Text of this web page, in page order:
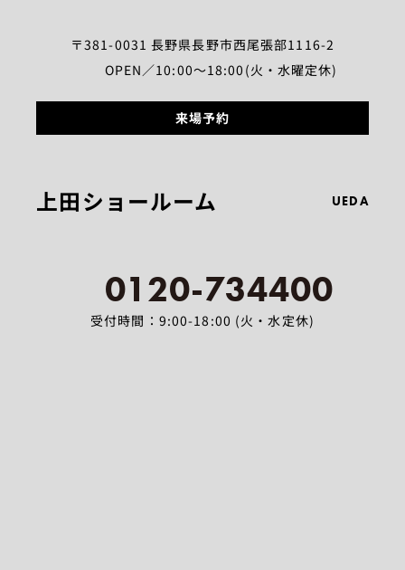
〒381-0031 長野県長野市西尾張部1116-2
OPEN／10:00～18:00(火・水曜定休)
来場予約
上田ショールーム UEDA
0120-734400
受付時間：9:00-18:00 (火・水定休)